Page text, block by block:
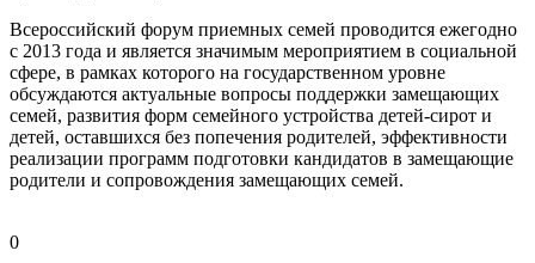
Всероссийский форум приемных семей проводится ежегодно
с 2013 года и является значимым мероприятием в социальной
сфере, в рамках которого на государственном уровне
обсуждаются актуальные вопросы поддержки замещающих
семей, развития форм семейного устройства детей-сирот и
детей, оставшихся без попечения родителей, эффективности
реализации программ подготовки кандидатов в замещающие
родители и сопровождения замещающих семей.
0